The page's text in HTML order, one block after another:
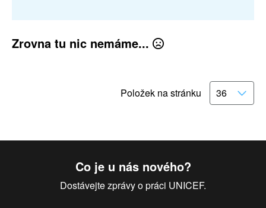
Zrovna tu nic nemáme...
Položek na stránku
Co je u nás nového?
Dostávejte zprávy o práci UNICEF.